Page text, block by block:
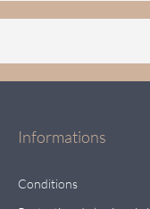
Informations
Conditions